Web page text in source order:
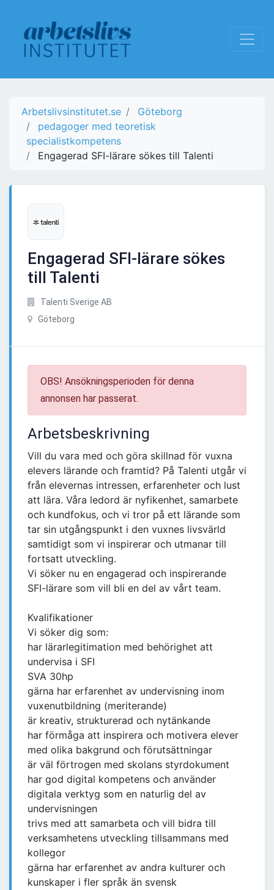
Arbetslivsinstitutet.se
Göteborg
pedagoger med teoretisk
specialistkompetens
Engagerad SFI-lärare sökes till Talenti
Engagerad SFI-lärare sökes
till Talenti
Talenti Sverige AB
Göteborg
OBS! Ansökningsperioden för denna
annonsen har passerat.
Arbetsbeskrivning
Vill du vara med och göra skillnad för vuxna
elevers lärande och framtid? På Talenti utgår vi
från elevernas intressen, erfarenheter och lust
att lära. Våra ledord är nyfikenhet, samarbete
och kundfokus, och vi tror på ett lärande som
tar sin utgångspunkt i den vuxnes livsvärld
samtidigt som vi inspirerar och utmanar till
fortsatt utveckling.
Vi söker nu en engagerad och inspirerande
SFI-lärare som vill bli en del av vårt team.
Kvalifikationer
Vi söker dig som:
har lärarlegitimation med behörighet att
undervisa i SFI
SVA 30hp
gärna har erfarenhet av undervisning inom
vuxenutbildning (meriterande)
är kreativ, strukturerad och nytänkande
har förmåga att inspirera och motivera elever
med olika bakgrund och förutsättningar
är väl förtrogen med skolans styrdokument
har god digital kompetens och använder
digitala verktyg som en naturlig del av
undervisningen
trivs med att samarbeta och vill bidra till
verksamhetens utveckling tillsammans med
kollegor
gärna har erfarenhet av andra kulturer och
kunskaper i fler språk än svensk